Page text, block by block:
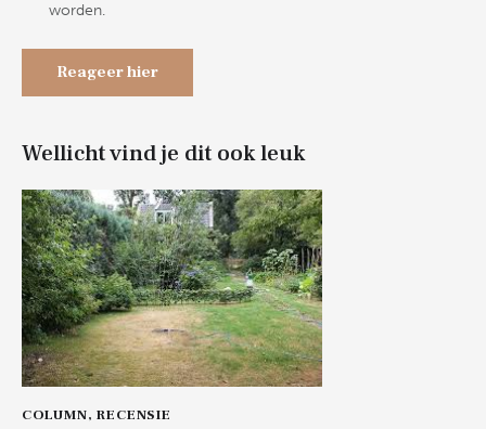
worden.
Wellicht vind je dit ook leuk
COLUMN,RECENSIE